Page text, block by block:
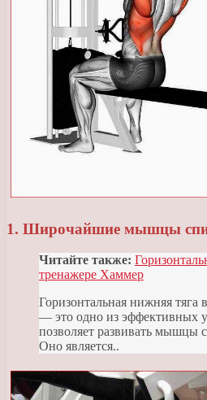
1. Широчайшие мышцы
Читайте также:
тренажере Хаммер
Горизонтальная нижняя тяга
— это одно из эффективных
позволяет развивать мышцы
Оно является..